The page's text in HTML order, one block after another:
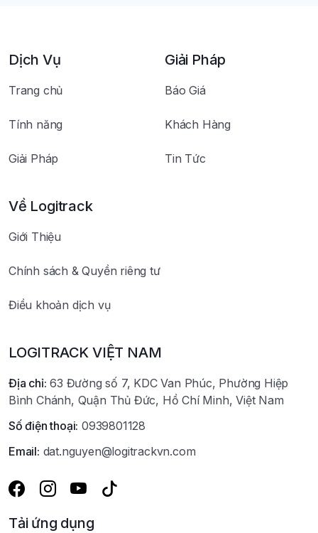
Dịch Vụ
Trang chủ
Tính năng
Giải Pháp
Giải Pháp
Báo Giá
Khách Hàng
Tin Tức
Về Logitrack
Giới Thiệu
Chính sách & Quyền riêng tư
Điều khoản dịch vụ
LOGITRACK VIỆT NAM
Địa chỉ: 63 Đường số 7, KDC Van Phúc, Phường Hiệp
Bình Chánh, Quận Thủ Đức, Hồ Chí Minh, Việt Nam
Số điện thoại: 0939801128
Email: dat.nguyen@logitrackvn.com
Tải ứng dụng